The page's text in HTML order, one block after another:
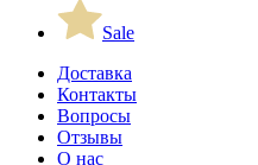
Sale
Доставка
Контакты
Вопросы
Отзывы
О нас